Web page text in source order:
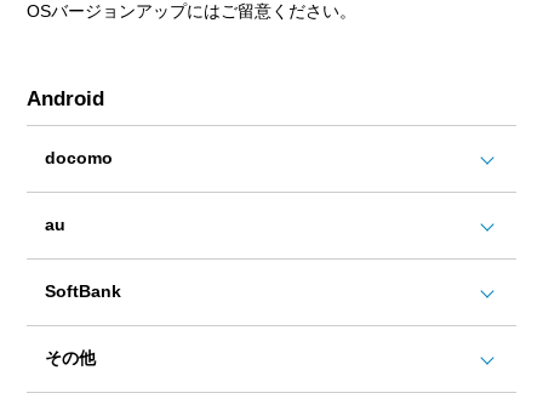
OSバージョンアップにはご留意ください。
Android
docomo
au
SoftBank
その他